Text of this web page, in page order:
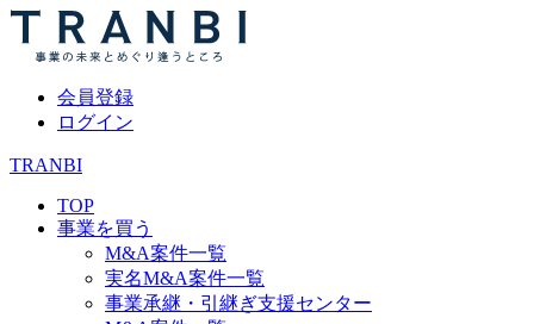
会員登録
ログイン
TRANBI
TOP
事業を買う
M&A案件一覧
実名M&A案件一覧
事業承継・引継ぎ支援センター